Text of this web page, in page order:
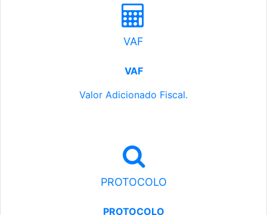
VAF
VAF
Valor Adicionado Fiscal.
PROTOCOLO
PROTOCOLO